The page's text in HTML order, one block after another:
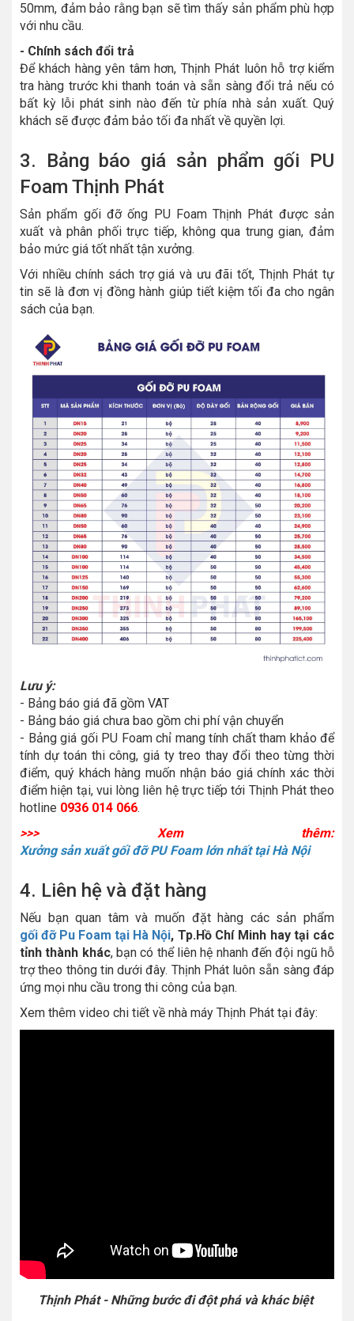
50mm, đảm bảo rằng bạn sẽ tìm thấy sản phẩm phù hợp
với nhu cầu.
- Chính sách đổi trả
Để khách hàng yên tâm hơn, Thịnh Phát luôn hỗ trợ kiểm
tra hàng trước khi thanh toán và sẵn sàng đổi trả nếu có
bất kỳ lỗi phát sinh nào đến từ phía nhà sản xuất. Quý
khách sẽ được đảm bảo tối đa nhất về quyền lợi.
3. Bảng báo giá sản phẩm gối PU
Foam Thịnh Phát
Sản phẩm gối đỡ ống PU Foam Thịnh Phát được sản
xuất và phân phối trực tiếp, không qua trung gian, đảm
bảo mức giá tốt nhất tận xưởng.
Với nhiều chính sách trợ giá và ưu đãi tốt, Thịnh Phát tự
tin sẽ là đơn vị đồng hành giúp tiết kiệm tối đa cho ngân
sách của bạn.
Lưu ý:
- Bảng báo giá đã gồm VAT
- Bảng báo giá chưa bao gồm chi phí vận chuyển
- Bảng giá gối PU Foam chỉ mang tính chất tham khảo để
tính dự toán thi công, giá ty treo thay đổi theo từng thời
điểm, quý khách hàng muốn nhận báo giá chính xác thời
điểm hiện tại, vui lòng liên hệ trực tiếp tới Thịnh Phát theo
hotline 0936 014 066.
>>> Xem thêm:
Xưởng sản xuất gối đỡ PU Foam lớn nhất tại Hà Nội
4. Liên hệ và đặt hàng
Nếu bạn quan tâm và muốn đặt hàng các sản phẩm
gối đỡ Pu Foam tại Hà Nội, Tp.Hồ Chí Minh hay tại các
tỉnh thành khác, bạn có thể liên hệ nhanh đến đội ngũ hỗ
trợ theo thông tin dưới đây. Thịnh Phát luôn sẵn sàng đáp
ứng mọi nhu cầu trong thi công của bạn.
Xem thêm video chi tiết về nhà máy Thịnh Phát tại đây:
Thịnh Phát - Những bước đi đột phá và khác biệt